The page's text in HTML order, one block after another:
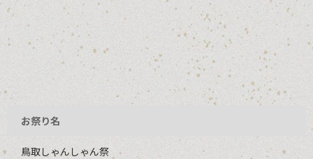
お祭り名
鳥取しゃんしゃん祭